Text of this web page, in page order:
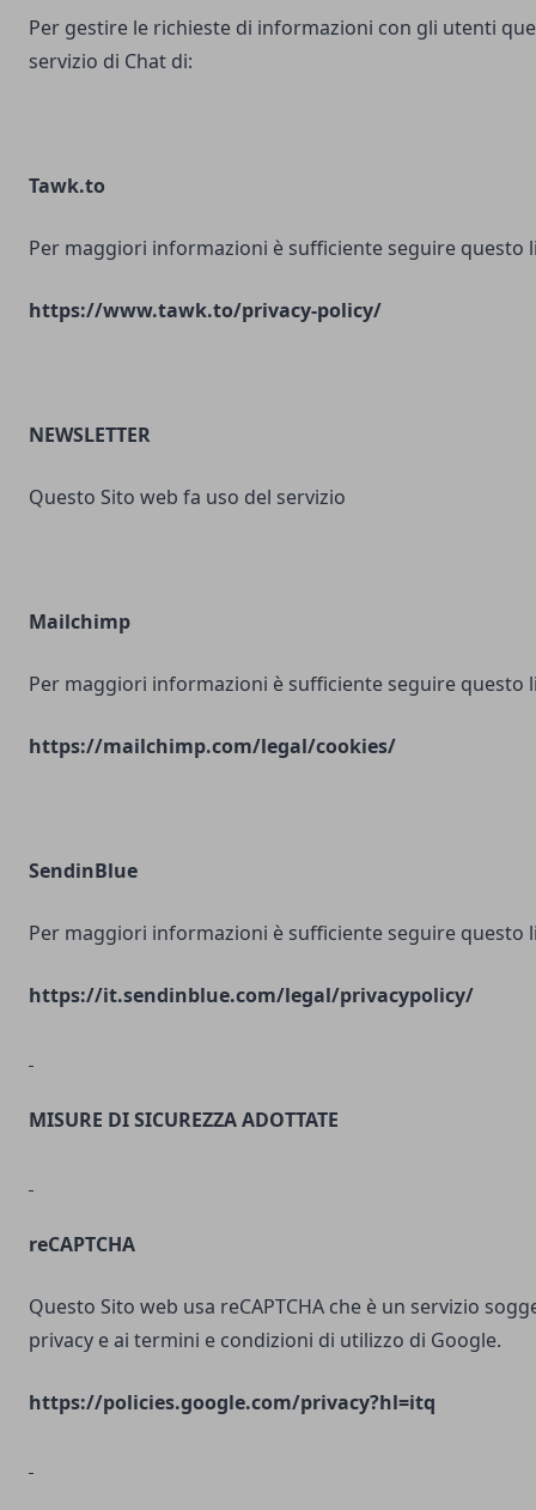
Per gestire le richieste di informazioni con gli utenti
servizio di Chat di:
Tawk.to
Per maggiori informazioni è sufficiente seguire questo
https://www.tawk.to/privacy-policy/
NEWSLETTER
Questo Sito web fa uso del servizio
Mailchimp
Per maggiori informazioni è sufficiente seguire questo
https://mailchimp.com/legal/cookies/
SendinBlue
Per maggiori informazioni è sufficiente seguire questo
https://it.sendinblue.com/legal/privacypolicy/
MISURE DI SICUREZZA ADOTTATE
reCAPTCHA
Questo Sito web usa reCAPTCHA che è un servizio
privacy e ai termini e condizioni di utilizzo di Google.
https://policies.google.com/privacy?hl=itq